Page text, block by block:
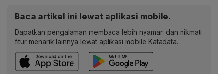
Baca artikel ini lewat aplikasi mobile.
Dapatkan pengalaman membaca lebih nyaman dan nikmati
fitur menarik lainnya lewat aplikasi mobile Katadata.